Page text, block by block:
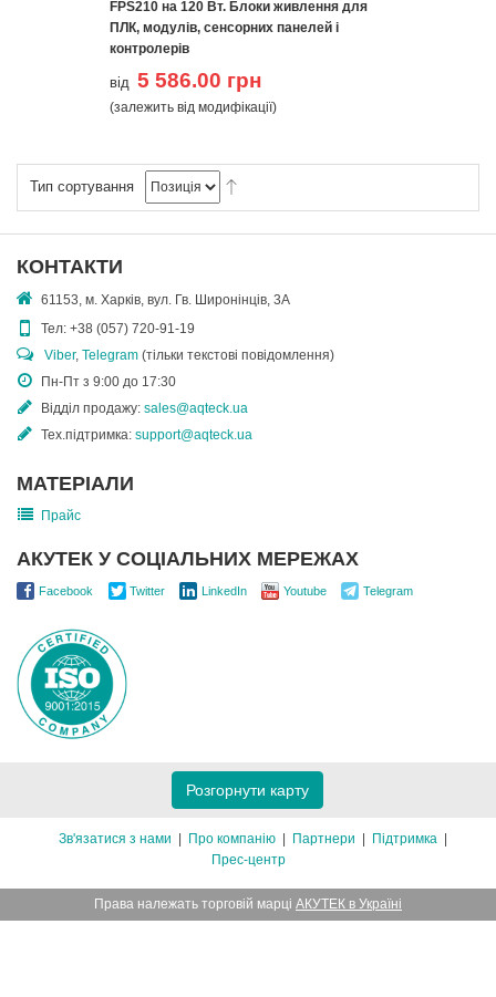
FPS210 на 120 Вт. Блоки живлення для
ПЛК, модулів, сенсорних панелей і
контролерів
від 5 586.00 грн
(залежить від модифікації)
Тип сортування
КОНТАКТИ
61153, м. Харків, вул. Гв. Широнінців, 3А
Тел: +38 (057) 720-91-19
Viber, Telegram (тільки текстові повідомлення)
Пн-Пт з 9:00 до 17:30
Відділ продажу: sales@aqteck.ua
Тех.підтримка: support@aqteck.ua
МАТЕРІАЛИ
Прайс
АКУТЕК У СОЦІАЛЬНИХ МЕРЕЖАХ
Facebook Twitter LinkedIn Youtube Telegram
Розгорнути карту
Зв'язатися з нами Про компанію Партнери
Підтримка
Прес-центр
Права належать торговій марці АКУТЕК в Україні